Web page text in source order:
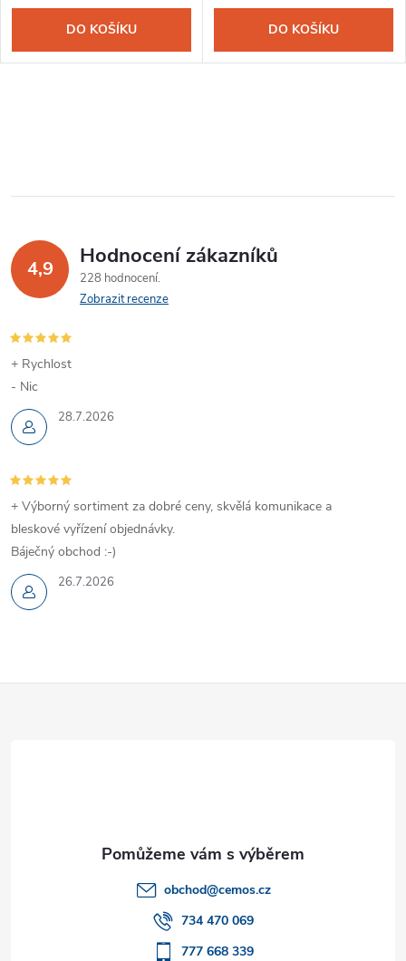
DO KOŠÍKU DO KOŠÍKU
4,9 Hodnocení zákazníků
228 hodnocení
Zobrazit recenze
28.7.2026
+ Rychlost
- Nic
26.7.2026
+ Výborný sortiment za dobré ceny, skvělá komunikace a
bleskové vyřízení objednávky.
Báječný obchod :-)
obchod@cemos.cz
734 470 069
777 668 339